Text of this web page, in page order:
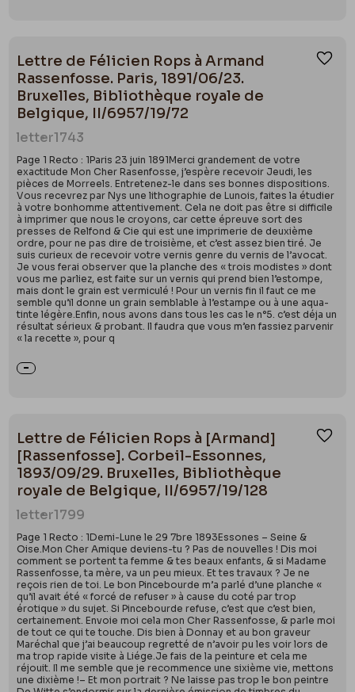
Lettre de Félicien Rops à Armand
Rassenfosse. Paris, 1891/06/23.
Bruxelles, Bibliothèque royale de
Belgique, II/6957/19/72
letter1743
Page 1 Recto : 1Paris 23 juin 1891Merci grandement de votre
exactitude Mon Cher Rasenfosse, j’espère recevoir Jeudi, les
pièces de Morreels. Entretenez-le dans ses bonnes dispositions.
Vous recevrez par Nys une lithographie de Lunois, faites la étudier
à votre bonhomme attentivement. Cela ne doit pas être si difficile
à imprimer que nous le croyons, car cette épreuve sort des
presses de Relfond & Cie qui est une imprimerie de deuxième
ordre, pour ne pas dire de troisième, et c’est assez bien tiré. Je
suis curieux de recevoir votre vernis genre du vernis de l’avocat.
Je vous ferai observer que la planche des « trois modistes » dont
vous me parliez, est faite sur un vernis qui prend bien l’estompe,
mais dont le grain est vermiculé ! Pour un vernis fin il faut ce me
semble qu’il donne un grain semblable à l’estampe ou à une aqua-
tinte légère.Enfin, nous avons dans tous les cas le n°5. c’est déja un
résultat sérieux & probant. Il faudra que vous m’en fassiez parvenir
« la recette », pour q
Lettre de Félicien Rops à [Armand]
[Rassenfosse]. Corbeil-Essonnes,
1893/09/29. Bruxelles, Bibliothèque
royale de Belgique, II/6957/19/128
letter1799
Page 1 Recto : 1Demi-Lune le 29 7bre 1893Essones – Seine &
Oise.Mon Cher Amique deviens-tu ? Pas de nouvelles ! Dis moi
comment se portent ta femme & tes beaux enfants, & si Madame
Rassenfosse, ta mère, va un peu mieux. Et tes travaux ? Je ne
reçois rien de toi. Le bon Pincebourde m’a parlé d’une planche «
qu’il avait été « forcé de refuser » à cause du coté par trop
érotique » du sujet. Si Pincebourde refuse, c’est que c’est bien,
certainement. Envoie moi cela mon Cher Rassenfosse, & parle moi
de tout ce qui te touche. Dis bien à Donnay et au bon graveur
Maréchal que j’ai beaucoup regretté de n’avoir pu les voir lors de
ma trop rapide visite à Liége.Je fais de la peinture et cela me
réjouit. Il me semble que je recommence une sixième vie, mettons
une dixième !– Et mon portrait ? Ne laisse pas trop le bon peintre